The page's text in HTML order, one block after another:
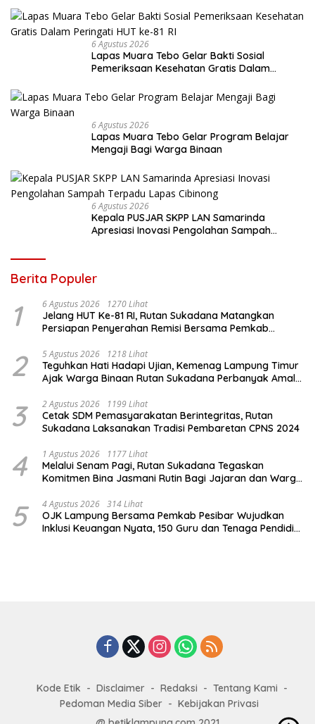
Kemerdekaan RI
6 Agustus 2026
Lapas Muara Tebo Gelar Bakti Sosial
Pemeriksaan Kesehatan Gratis Dalam
6 Agustus 2026
Lapas Muara Tebo Gelar Program Belajar
Mengaji Bagi Warga Binaan
6 Agustus 2026
Kepala PUSJAR SKPP LAN Samarinda
Apresiasi Inovasi Pengolahan Sampah
Berita Populer
1 6 Agustus 2026 1270 Lihat
Jelang HUT Ke-81 RI, Rutan Sukadana Matangkan
Persiapan Penyerahan Remisi Bersama Pemkab
2 5 Agustus 2026 1218 Lihat
Teguhkan Hati Hadapi Ujian, Kemenag Lampung Timur
Ajak Warga Binaan Rutan Sukadana Perbanyak Amal
3 2 Agustus 2026 1199 Lihat
Cetak SDM Pemasyarakatan Berintegritas, Rutan
Sukadana Laksanakan Tradisi Pembaretan CPNS 2024
4 1 Agustus 2026 1177 Lihat
Melalui Senam Pagi, Rutan Sukadana Tegaskan
Komitmen Bina Jasmani Rutin Bagi Jajaran dan Warga
5 4 Agustus 2026 314 Lihat
OJK Lampung Bersama Pemkab Pesibar Wujudkan
Inklusi Keuangan Nyata, 150 Guru dan Tenaga Pendidik
Kode Etik Disclaimer Redaksi
Tentang Kami
Pedoman Media Siber
Kebijakan Privasi